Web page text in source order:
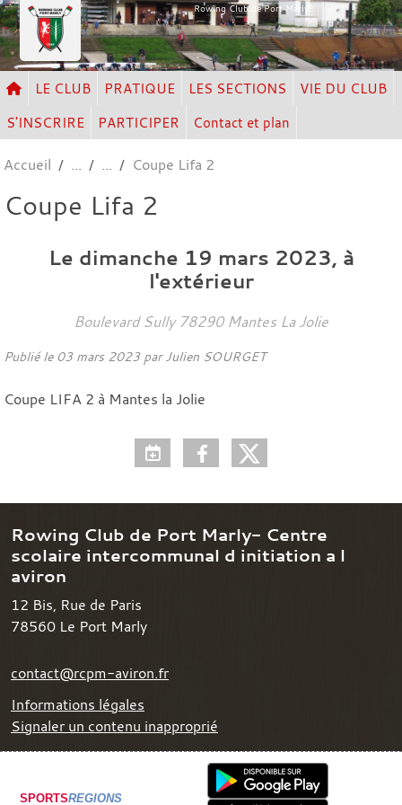
Rowing Club de Port Marly
LE CLUB PRATIQUE LES SECTIONS
VIE DU CLUB
S'INSCRIRE
PARTICIPER Contact et plan
Accueil Coupe Lifa 2
Coupe Lifa 2
Le dimanche 19 mars 2023, à
l'extérieur
Boulevard Sully 78290 Mantes La Jolie
Publié le 03 mars 2023par Julien SOURGET
Coupe LIFA 2 à Mantes la Jolie
Rowing Club de Port Marly- Centre
scolaire intercommunal d initiation a l
aviron
12 Bis, Rue de Paris
78560 Le Port Marly
contact@rcpm-aviron.fr
Informations légales
Signaler un contenu inapproprié
SPORTSREGIONS
Panneau de gestion des cookies